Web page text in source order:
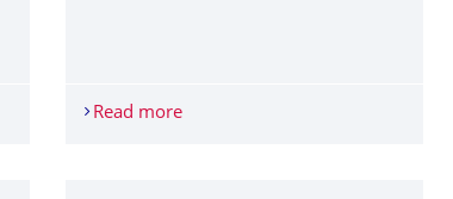
DR. UWE ISRAEL AM 23.11.
Read moreSPRECHSTUNDE VON PROF. DR.